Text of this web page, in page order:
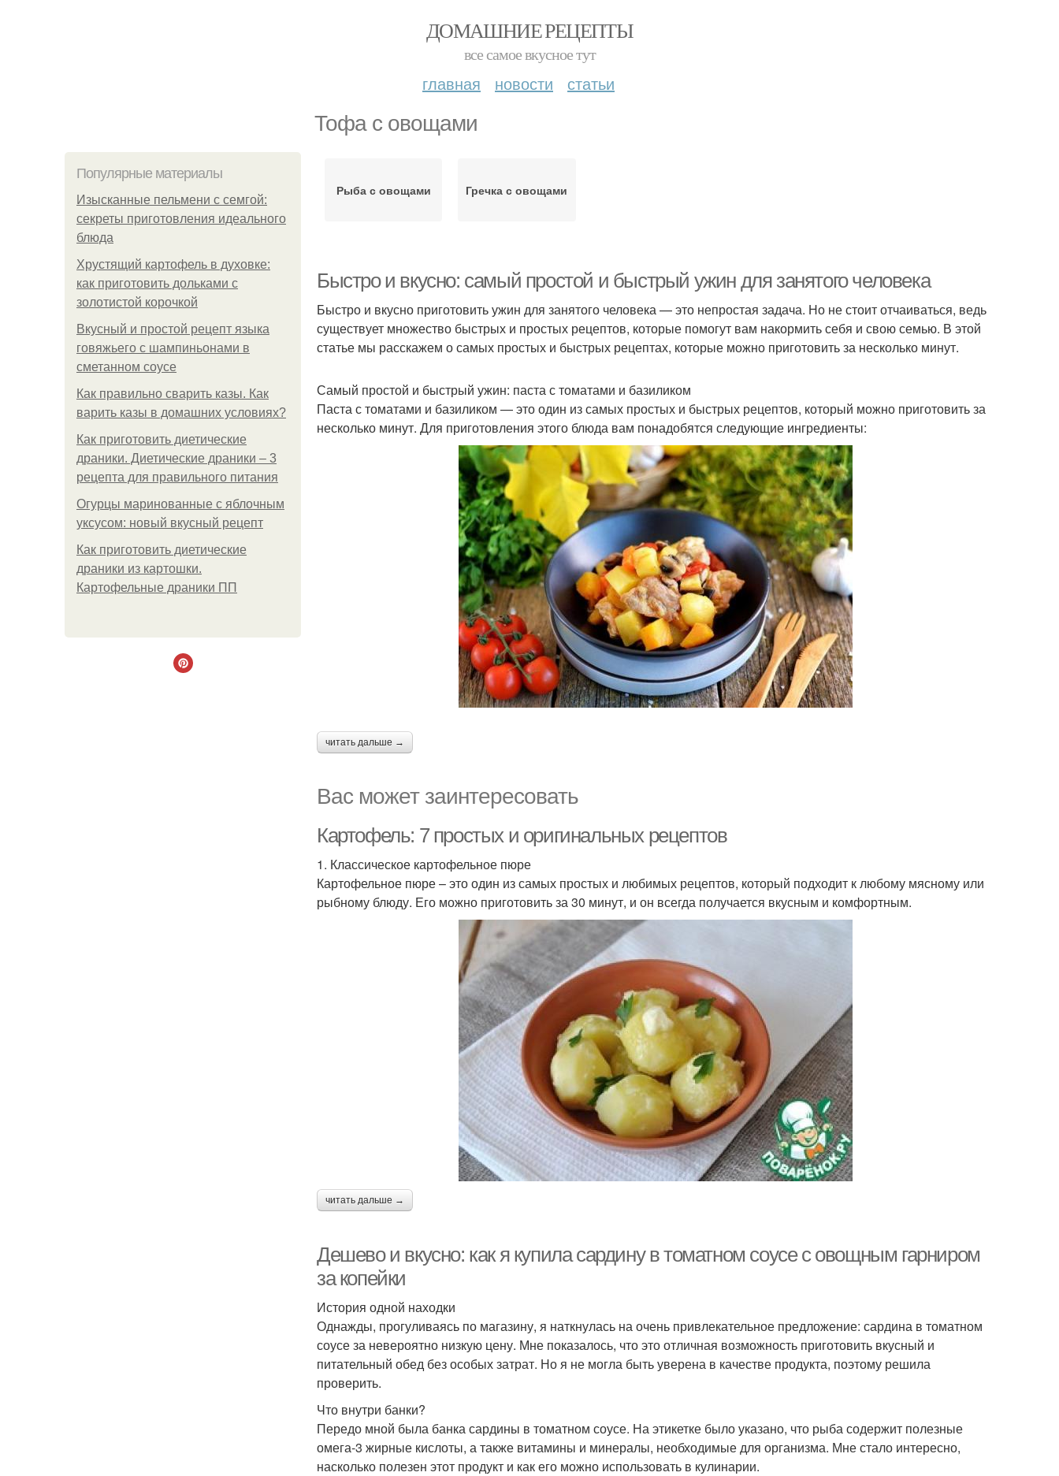
ДОМАШНИЕ РЕЦЕПТЫ
все самое вкусное тут
главная новости статьи
Тофа с овощами
Популярные материалы
Изысканные пельмени с семгой:
секреты приготовления идеального
блюда
Хрустящий картофель в духовке:
как приготовить дольками с
золотистой корочкой
Вкусный и простой рецепт языка
говяжьего с шампиньонами в
сметанном соусе
Как правильно сварить казы. Как
варить казы в домашних условиях?
Как приготовить диетические
драники. Диетические драники – 3
рецепта для правильного питания
Огурцы маринованные с яблочным
уксусом: новый вкусный рецепт
Как приготовить диетические
драники из картошки.
Картофельные драники ПП
Рыба с овощами Гречка с овощами
Быстро и вкусно: самый простой и быстрый ужин для занятого человека
Быстро и вкусно приготовить ужин для занятого человека — это непростая задача. Но не стоит отчаиваться, ведь
существует множество быстрых и простых рецептов, которые помогут вам накормить себя и свою семью. В этой
статье мы расскажем о самых простых и быстрых рецептах, которые можно приготовить за несколько минут.
Самый простой и быстрый ужин: паста с томатами и базиликом
Паста с томатами и базиликом — это один из самых простых и быстрых рецептов, который можно приготовить за
несколько минут. Для приготовления этого блюда вам понадобятся следующие ингредиенты:
читать дальше →
Вас может заинтересовать
Картофель: 7 простых и оригинальных рецептов
1. Классическое картофельное пюре
Картофельное пюре – это один из самых простых и любимых рецептов, который подходит к любому мясному или
рыбному блюду. Его можно приготовить за 30 минут, и он всегда получается вкусным и комфортным.
читать дальше →
Дешево и вкусно: как я купила сардину в томатном соусе с овощным гарниром
за копейки
История одной находки
Однажды, прогуливаясь по магазину, я наткнулась на очень привлекательное предложение: сардина в томатном
соусе за невероятно низкую цену. Мне показалось, что это отличная возможность приготовить вкусный и
питательный обед без особых затрат. Но я не могла быть уверена в качестве продукта, поэтому решила
проверить.
Что внутри банки?
Передо мной была банка сардины в томатном соусе. На этикетке было указано, что рыба содержит полезные
омега-3 жирные кислоты, а также витамины и минералы, необходимые для организма. Мне стало интересно,
насколько полезен этот продукт и как его можно использовать в кулинарии.